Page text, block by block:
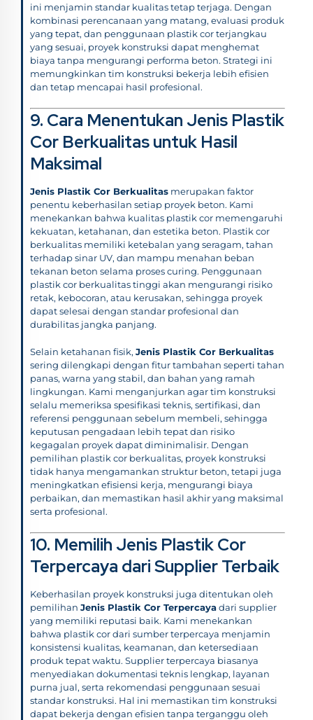
ini menjamin standar kualitas tetap terjaga. Dengan
kombinasi perencanaan yang matang, evaluasi produk
yang tepat, dan penggunaan plastik cor terjangkau
yang sesuai, proyek konstruksi dapat menghemat
biaya tanpa mengurangi performa beton. Strategi ini
memungkinkan tim konstruksi bekerja lebih efisien
dan tetap mencapai hasil profesional.
9. Cara Menentukan Jenis Plastik
Cor Berkualitas untuk Hasil
Maksimal
Jenis Plastik Cor Berkualitas merupakan faktor
penentu keberhasilan setiap proyek beton. Kami
menekankan bahwa kualitas plastik cor memengaruhi
kekuatan, ketahanan, dan estetika beton. Plastik cor
berkualitas memiliki ketebalan yang seragam, tahan
terhadap sinar UV, dan mampu menahan beban
tekanan beton selama proses curing. Penggunaan
plastik cor berkualitas tinggi akan mengurangi risiko
retak, kebocoran, atau kerusakan, sehingga proyek
dapat selesai dengan standar profesional dan
durabilitas jangka panjang.
Selain ketahanan fisik, Jenis Plastik Cor Berkualitas
sering dilengkapi dengan fitur tambahan seperti tahan
panas, warna yang stabil, dan bahan yang ramah
lingkungan. Kami menganjurkan agar tim konstruksi
selalu memeriksa spesifikasi teknis, sertifikasi, dan
referensi penggunaan sebelum membeli, sehingga
keputusan pengadaan lebih tepat dan risiko
kegagalan proyek dapat diminimalisir. Dengan
pemilihan plastik cor berkualitas, proyek konstruksi
tidak hanya mengamankan struktur beton, tetapi juga
meningkatkan efisiensi kerja, mengurangi biaya
perbaikan, dan memastikan hasil akhir yang maksimal
serta profesional.
10. Memilih Jenis Plastik Cor
Terpercaya dari Supplier Terbaik
Keberhasilan proyek konstruksi juga ditentukan oleh
pemilihan Jenis Plastik Cor Terpercayadari supplier
yang memiliki reputasi baik. Kami menekankan
bahwa plastik cor dari sumber terpercaya menjamin
konsistensi kualitas, keamanan, dan ketersediaan
produk tepat waktu. Supplier terpercaya biasanya
menyediakan dokumentasi teknis lengkap, layanan
purna jual, serta rekomendasi penggunaan sesuai
standar konstruksi. Hal ini memastikan tim konstruksi
dapat bekerja dengan efisien tanpa terganggu oleh